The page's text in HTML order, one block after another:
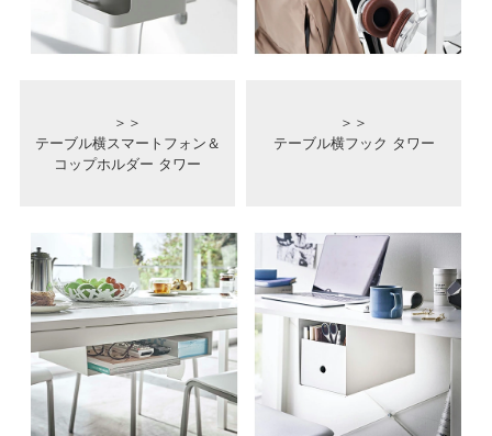
＞＞
テーブル横スマートフォン＆
コップホルダー タワー
＞＞
テーブル横フック タワー